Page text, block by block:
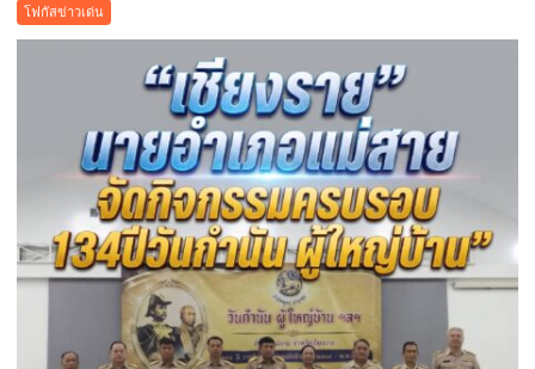
คลอง
ทด
ตา
พวง
รับ
ฟัง
ปัญหา
ผัก
และ
โฟกัสข่าวเด่น